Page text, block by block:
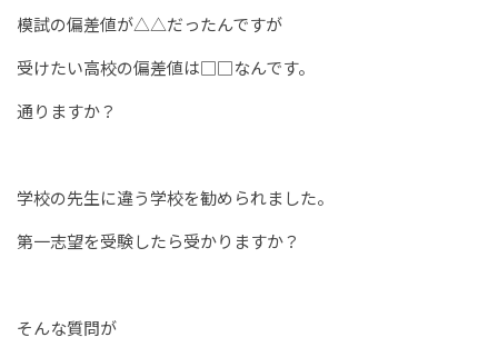
模試の偏差値が△△だったんですが
受けたい高校の偏差値は□□なんです。
通りますか？
学校の先生に違う学校を勧められました。
第一志望を受験したら受かりますか？
そんな質問が